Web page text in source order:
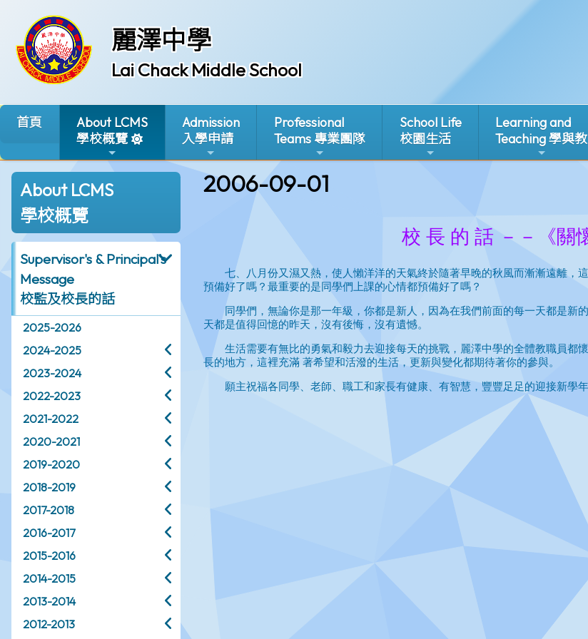
麗澤中學
Lai Chack Middle School
首頁
About LCMS
學校概覽
Admission
入學申請
Professional
Teams 專業團隊
School Life
校園生活
Learning and
Teaching 學與教
About LCMS
學校概覽
Supervisor's & Principal's
Message
校監及校長的話
2025-2026
2024-2025
2023-2024
2022-2023
2021-2022
2020-2021
2019-2020
2018-2019
2017-2018
2016-2017
2015-2016
2014-2015
2013-2014
2012-2013
2006-09-01